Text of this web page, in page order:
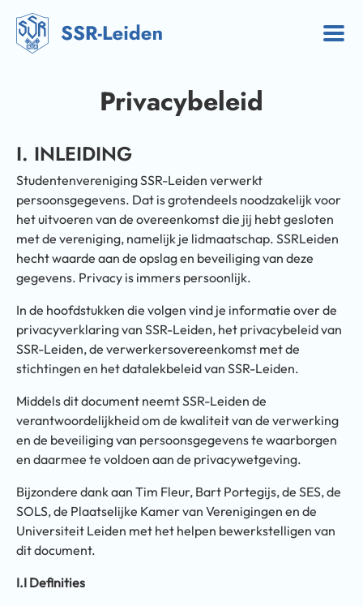
Privacybeleid
I. INLEIDING
Studentenvereniging SSR-Leiden verwerkt
persoonsgegevens. Dat is grotendeels noodzakelijk voor
het uitvoeren van de overeenkomst die jij hebt gesloten
met de vereniging, namelijk je lidmaatschap. SSRLeiden
hecht waarde aan de opslag en beveiliging van deze
gegevens. Privacy is immers persoonlijk.
In de hoofdstukken die volgen vind je informatie over de
privacyverklaring van SSR-Leiden, het privacybeleid van
SSR-Leiden, de verwerkersovereenkomst met de
stichtingen en het datalekbeleid van SSR-Leiden.
Middels dit document neemt SSR-Leiden de
verantwoordelijkheid om de kwaliteit van de verwerking
en de beveiliging van persoonsgegevens te waarborgen
en daarmee te voldoen aan de privacywetgeving.
Bijzondere dank aan Tim Fleur, Bart Portegijs, de SES, de
SOLS, de Plaatselijke Kamer van Verenigingen en de
Universiteit Leiden met het helpen bewerkstelligen van
dit document.
I.I Definities